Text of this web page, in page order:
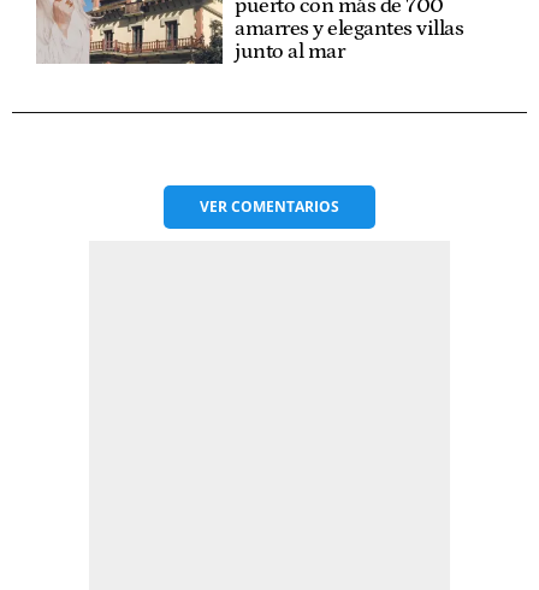
puerto con más de 700
amarres y elegantes villas
junto al mar
VERCOMENTARIOS